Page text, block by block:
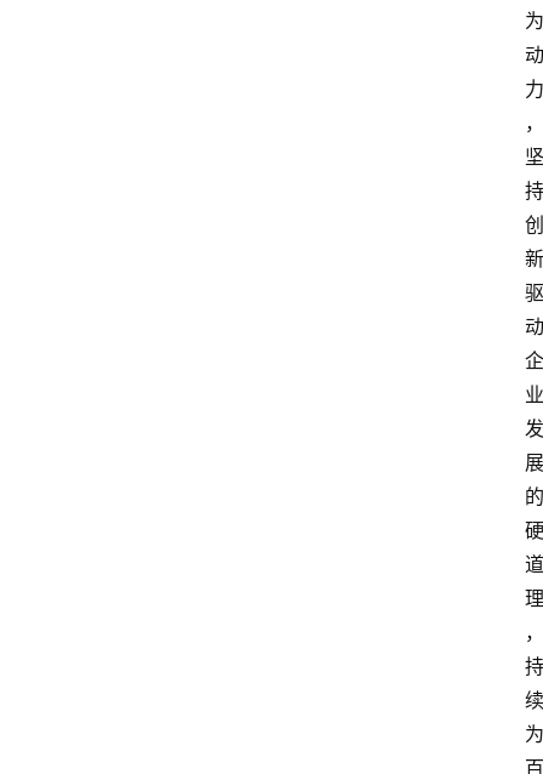
为
动
力
，
坚
持
创
新
驱
动
企
业
发
展
的
硬
道
理
，
持
续
为
百